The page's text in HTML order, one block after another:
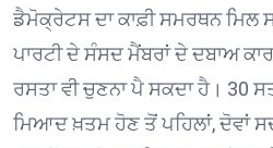
ਡੈਮੋਕ੍ਰੇਟਸ ਦਾ ਕਾਫ਼ੀ ਸਮਰਥਨ ਮਿਲ
ਪਾਰਟੀ ਦੇ ਸੰਸਦ ਮੈਂਬਰਾਂ ਦੇ ਦਬਾਅ
ਰਸਤਾ ਵੀ ਚੁਣਨਾ ਪੈ ਸਕਦਾ ਹੈ। 30
ਮਿਆਦ ਖ਼ਤਮ ਹੋਣ ਤੋਂ ਪਹਿਲਾਂ, ਦੋਵਾਂ